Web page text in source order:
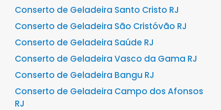
Conserto de Geladeira Santo Cristo RJ
Conserto de Geladeira São Cristóvão RJ
Conserto de Geladeira Saúde RJ
Conserto de Geladeira Vasco da Gama RJ
Conserto de Geladeira Bangu RJ
Conserto de Geladeira Campo dos Afonsos
RJ